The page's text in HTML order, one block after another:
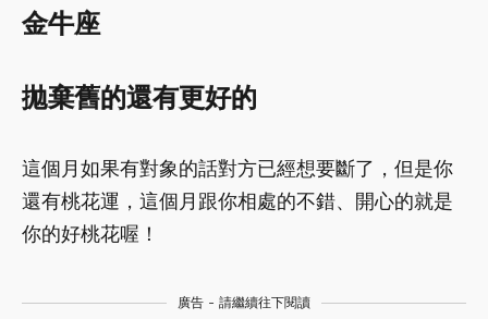
金牛座
拋棄舊的還有更好的
這個月如果有對象的話對方已經想要斷了，但是你
還有桃花運，這個月跟你相處的不錯、開心的就是
你的好桃花喔！
廣告 - 請繼續往下閱讀